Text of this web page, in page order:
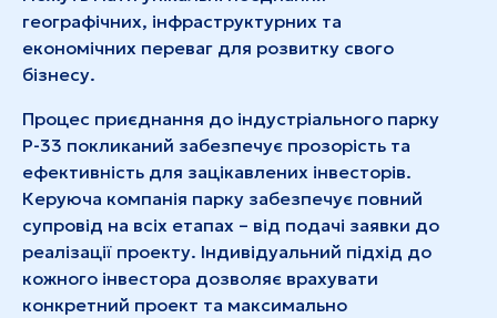
географічних, інфраструктурних та
економічних переваг для розвитку свого
бізнесу.
Процес приєднання до індустріального парку
Р-33 покликаний забезпечує прозорість та
ефективність для зацікавлених інвесторів.
Керуюча компанія парку забезпечує повний
супровід на всіх етапах – від подачі заявки до
реалізації проекту. Індивідуальний підхід до
кожного інвестора дозволяє врахувати
конкретний проект та максимально